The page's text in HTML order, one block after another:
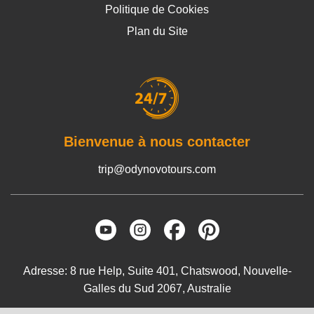
Politique de Cookies
Plan du Site
Bienvenue à nous contacter
trip@odynovotours.com
Adresse: 8 rue Help, Suite 401, Chatswood, Nouvelle-
Galles du Sud 2067, Australie